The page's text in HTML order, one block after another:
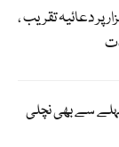
برسی ، مزار پر دعائیہ تقریب ،
سے بھی نچلی